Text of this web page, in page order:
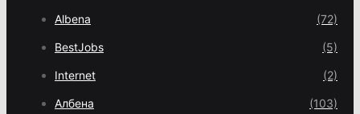
Albena (72)
BestJobs (5)
Internet (2)
Албена (103)